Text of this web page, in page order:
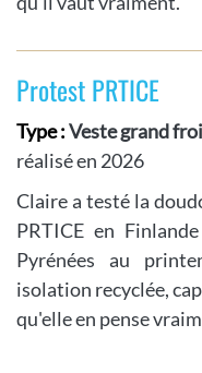
Protest PRTICE
Type :Veste grand
réalisé en 2026
Claire a testé la
PRTICE en
Pyrénées au
isolation recyclée,
qu'elle en pense